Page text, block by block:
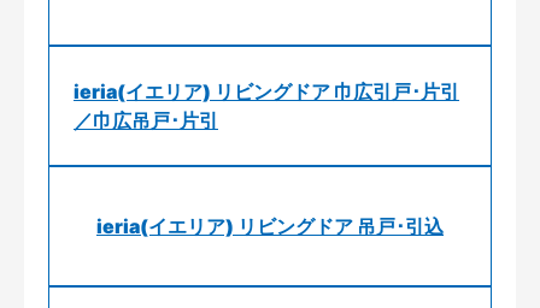
ieria(イエリア) リビングドア 巾広引戸･片引
／巾広吊戸･片引
ieria(イエリア) リビングドア 吊戸･引込